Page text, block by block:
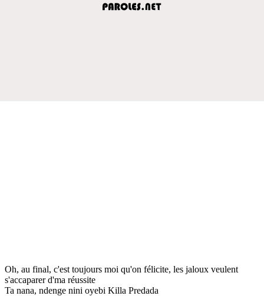
Oh, au final, c'est toujours moi qu'on félicite, les jaloux veulent
s'accaparer d'ma réussite
Ta nana, ndenge nini oyebi Killa Predada